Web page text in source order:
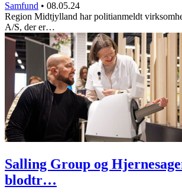
Samfund • 08.05.24
Region Midtjylland har politianmeldt
A/S, der er…
Salling Group og
blodtr…